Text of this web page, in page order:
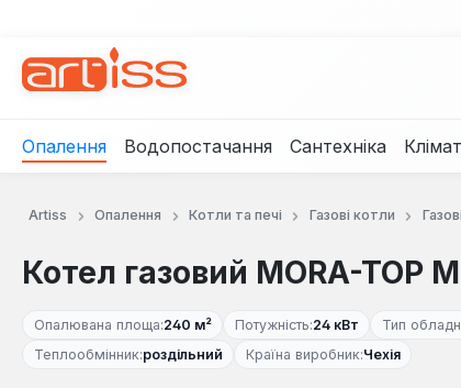
Опалення Водопостачання Сантехніка Клімат
Artiss Опалення Котли та печі Газові котли
Котел газовий MORA-TOP
Опалювана площа:240 м² Потужність:24 кВт Тип
Теплообмінник:роздільний Країна виробник:Чехія